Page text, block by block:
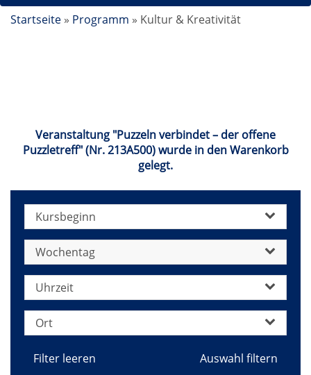
sich
1
Startseite » Programm » Kultur & Kreativität
Veranstaltung "Puzzeln verbindet – der offene
Puzzletreff" (Nr. 213A500) wurde in den Warenkorb
gelegt.
Kursbeginn
Wochentag
Uhrzeit
Ort
Filter leeren